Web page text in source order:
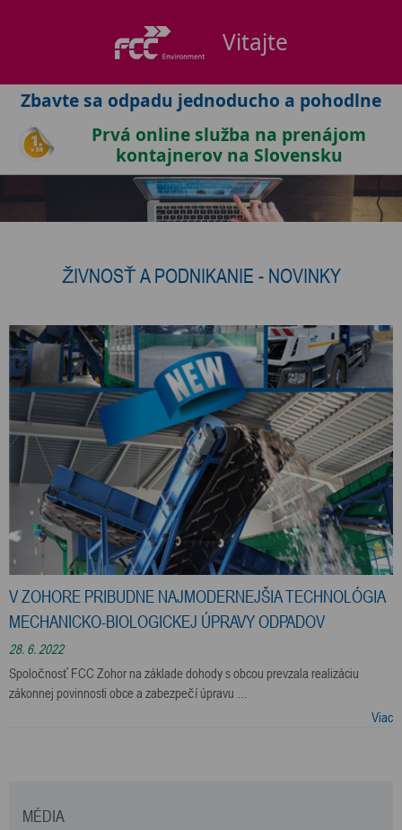
Zbavte sa odpadu jednoducho a pohodlne
Prvá online služba na prenájom
kontajnerov na Slovensku
ŽIVNOSŤ A PODNIKANIE - NOVINKY
V ZOHORE PRIBUDNE NAJMODERNEJŠIA TECHNOLÓGIA
MECHANICKO-BIOLOGICKEJ ÚPRAVY ODPADOV
28. 6. 2022
Spoločnosť FCC Zohor na základe dohody s obcou prevzala realizáciu
zákonnej povinnosti obce a zabezpečí úpravu …
Viac
MÉDIA